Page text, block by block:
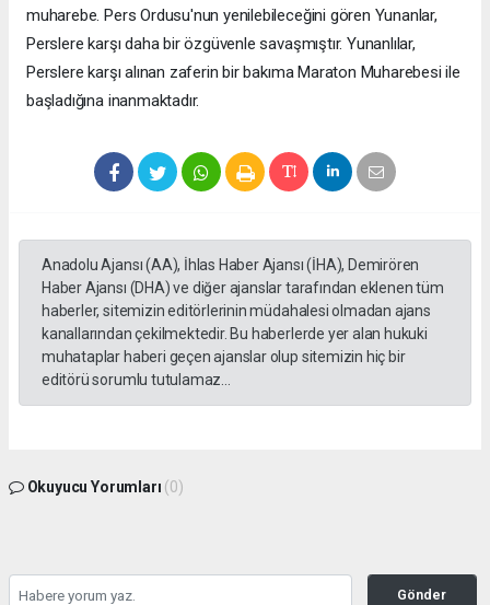
muharebe. Pers Ordusu'nun yenilebileceğini gören Yunanlar,
Perslere karşı daha bir özgüvenle savaşmıştır. Yunanlılar,
Perslere karşı alınan zaferin bir bakıma Maraton Muharebesi ile
başladığına inanmaktadır.
Anadolu Ajansı (AA), İhlas Haber Ajansı (İHA), Demirören
Haber Ajansı (DHA) ve diğer ajanslar tarafından eklenen tüm
haberler, sitemizin editörlerinin müdahalesi olmadan ajans
kanallarından çekilmektedir. Bu haberlerde yer alan hukuki
muhataplar haberi geçen ajanslar olup sitemizin hiç bir
editörü sorumlu tutulamaz...
Okuyucu Yorumları (0)
Gönder